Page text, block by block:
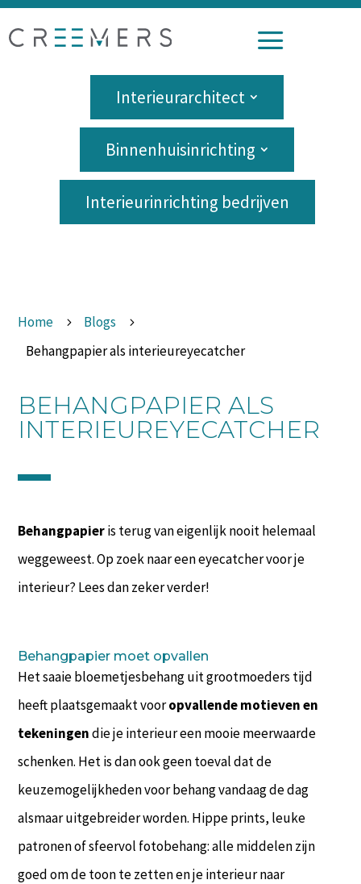
a
Interieurarchitect
Binnenhuisinrichting
Interieurinrichting bedrijven
Home 5 Blogs 5
Behangpapier als interieureyecatcher
BEHANGPAPIER ALS
INTERIEUREYECATCHER
Behangpapieris terug van eigenlijk nooit helemaal
weggeweest. Op zoek naar een eyecatcher voor je
interieur? Lees dan zeker verder!
Behangpapier moet opvallen
Het saaie bloemetjesbehang uit grootmoeders tijd
heeft plaatsgemaakt vooropvallende motieven en
tekeningendie je interieur een mooie meerwaarde
schenken. Het is dan ook geen toeval dat de
keuzemogelijkheden voor behang vandaag de dag
alsmaar uitgebreider worden. Hippe prints, leuke
patronen of sfeervol fotobehang: alle middelen zijn
goed om de toon te zetten en je interieur naar